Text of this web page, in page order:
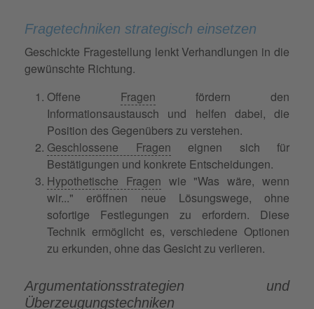
Fragetechniken strategisch einsetzen
Geschickte Fragestellung lenkt Verhandlungen in die
gewünschte Richtung.
Offene Fragen fördern den
Informationsaustausch und helfen dabei, die
Position des Gegenübers zu verstehen.
Geschlossene Fragen eignen sich für
Bestätigungen und konkrete Entscheidungen.
Hypothetische Fragen wie "Was wäre, wenn
wir..." eröffnen neue Lösungswege, ohne
sofortige Festlegungen zu erfordern. Diese
Technik ermöglicht es, verschiedene Optionen
zu erkunden, ohne das Gesicht zu verlieren.
Argumentationsstrategien und
Überzeugungstechniken